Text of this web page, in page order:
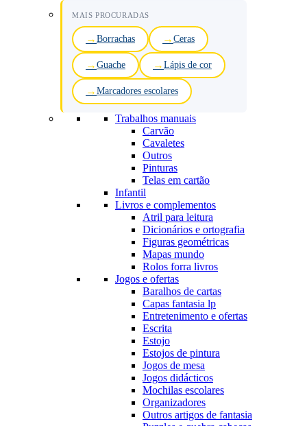
MAIS PROCURADAS
Borrachas Ceras
Guache Lápis de cor
Marcadores escolares
Trabalhos manuais
Carvão
Cavaletes
Outros
Pinturas
Telas em cartão
Infantil
Livros e complementos
Atril para leitura
Dicionários e ortografia
Figuras geométricas
Mapas mundo
Rolos forra livros
Jogos e ofertas
Baralhos de cartas
Capas fantasia lp
Entretenimento e ofertas
Escrita
Estojo
Estojos de pintura
Jogos de mesa
Jogos didácticos
Mochilas escolares
Organizadores
Outros artigos de fantasia